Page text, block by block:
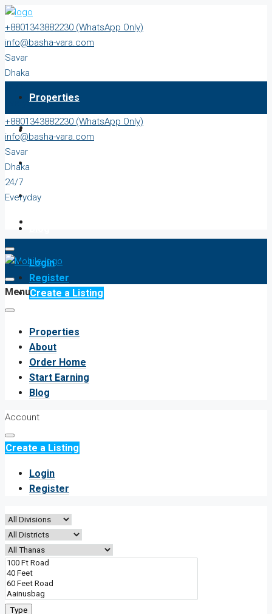
+8801343882230 (WhatsApp Only)
info@basha-vara.com
Savar
Dhaka
EverydayProperties
About
Start Earning
Login
Register
Create a Listing
+8801343882230 (WhatsApp Only)
info@basha-vara.com
Savar
Dhaka
24/7
Everyday
Menu
Properties
About
Order Home
Start Earning
Blog
Account
Create a Listing
Login
Register
Type